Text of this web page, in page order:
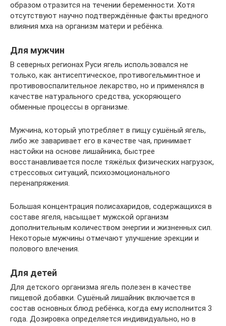
образом отразится на течении беременности. Хотя
отсутствуют научно подтверждённые факты вредного
влияния мха на организм матери и ребёнка.
Для мужчин
В северных регионах Руси ягель использовался не
только, как антисептическое, противогельминтное и
противовоспалительное лекарство, но и применялся в
качестве натурального средства, ускоряющего
обменные процессы в организме.
Мужчина, который употребляет в пищу сушёный ягель,
либо же заваривает его в качестве чая, принимает
настойки на основе лишайника, быстрее
восстанавливается после тяжёлых физических нагрузок,
стрессовых ситуаций, психоэмоционального
перенапряжения.
Большая концентрация полисахаридов, содержащихся в
составе ягеля, насыщает мужской организм
дополнительным количеством энергии и жизненных сил.
Некоторые мужчины отмечают улучшение эрекции и
полового влечения.
Для детей
Для детского организма ягель полезен в качестве
пищевой добавки. Сушёный лишайник включается в
состав основных блюд ребёнка, когда ему исполнится 3
года. Дозировка определяется индивидуально, но в